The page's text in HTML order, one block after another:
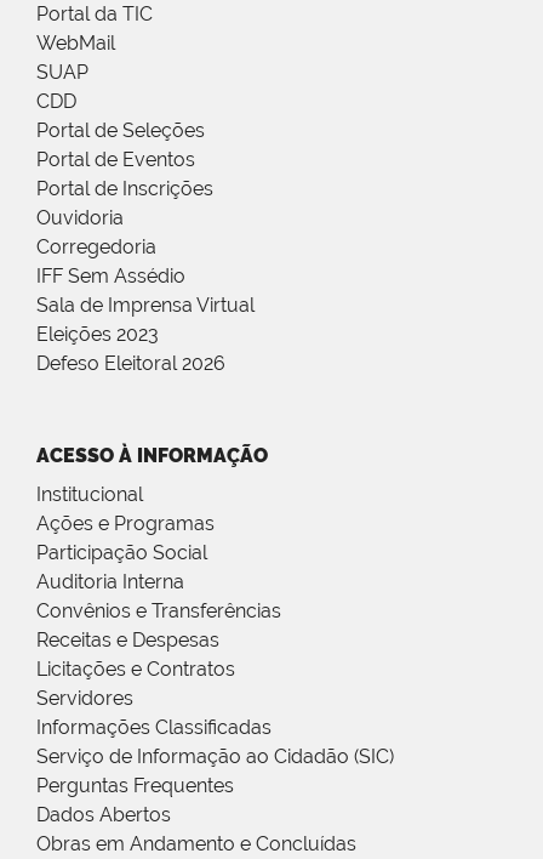
Portal da TIC
WebMail
SUAP
CDD
Portal de Seleções
Portal de Eventos
Portal de Inscrições
Ouvidoria
Corregedoria
IFF Sem Assédio
Sala de Imprensa Virtual
Eleições 2023
Defeso Eleitoral 2026
ACESSO À INFORMAÇÃO
Institucional
Ações e Programas
Participação Social
Auditoria Interna
Convênios e Transferências
Receitas e Despesas
Licitações e Contratos
Servidores
Informações Classificadas
Serviço de Informação ao Cidadão (SIC)
Perguntas Frequentes
Dados Abertos
Obras em Andamento e Concluídas